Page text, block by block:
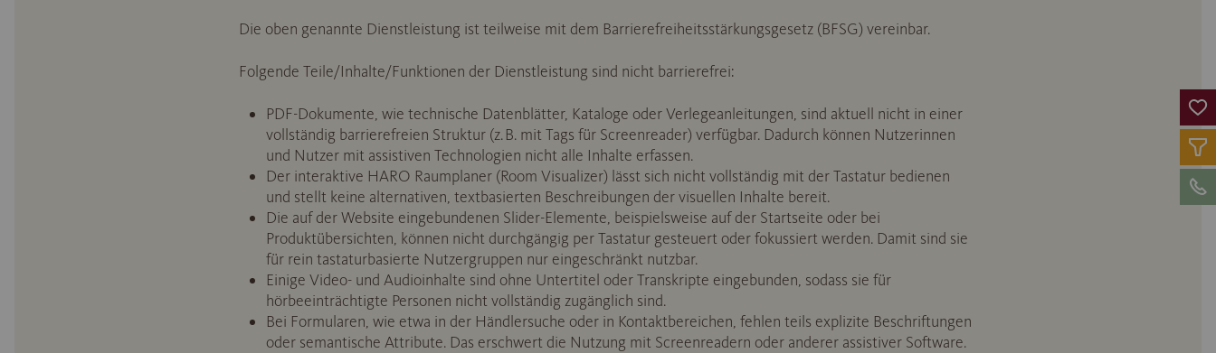
Die oben genannte Dienstleistung ist teilweise mit dem Barrierefreiheitsstärkungsgesetz (BFSG) vereinbar.
Folgende Teile/Inhalte/Funktionen der Dienstleistung sind nicht barrierefrei:
PDF-Dokumente, wie technische Datenblätter, Kataloge oder Verlegeanleitungen, sind aktuell nicht in einer
vollständig barrierefreien Struktur (z. B. mit Tags für Screenreader) verfügbar. Dadurch können Nutzerinnen
und Nutzer mit assistiven Technologien nicht alle Inhalte erfassen.
Der interaktive HARO Raumplaner (Room Visualizer) lässt sich nicht vollständig mit der Tastatur bedienen
und stellt keine alternativen, textbasierten Beschreibungen der visuellen Inhalte bereit.
Die auf der Website eingebundenen Slider-Elemente, beispielsweise auf der Startseite oder bei
Produktübersichten, können nicht durchgängig per Tastatur gesteuert oder fokussiert werden. Damit sind sie
für rein tastaturbasierte Nutzergruppen nur eingeschränkt nutzbar.
Einige Video- und Audioinhalte sind ohne Untertitel oder Transkripte eingebunden, sodass sie für
hörbeeinträchtigte Personen nicht vollständig zugänglich sind.
Bei Formularen, wie etwa in der Händlersuche oder in Kontaktbereichen, fehlen teils explizite Beschriftungen
oder semantische Attribute. Das erschwert die Nutzung mit Screenreadern oder anderer assistiver Software.